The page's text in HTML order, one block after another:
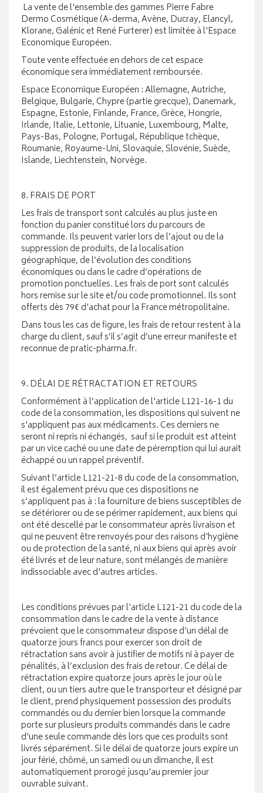
La vente de l'ensemble des gammes Pierre Fabre
Dermo Cosmétique (A-derma, Avène, Ducray, Elancyl,
Klorane, Galénic et René Furterer) est limitée à l'Espace
Economique Européen.
Toute vente effectuée en dehors de cet espace
économique sera immédiatement remboursée.
Espace Economique Européen : Allemagne, Autriche,
Belgique, Bulgarie, Chypre (partie grecque), Danemark,
Espagne, Estonie, Finlande, France, Grèce, Hongrie,
Irlande, Italie, Lettonie, Lituanie, Luxembourg, Malte,
Pays-Bas, Pologne, Portugal, République tchèque,
Roumanie, Royaume-Uni, Slovaquie, Slovénie, Suède,
Islande, Liechtenstein, Norvège.
8. FRAIS DE PORT
Les frais de transport sont calculés au plus juste en
fonction du panier constitué lors du parcours de
commande. Ils peuvent varier lors de l’ajout ou de la
suppression de produits, de la localisation
géographique, de l’évolution des conditions
économiques ou dans le cadre d’opérations de
promotion ponctuelles. Les frais de port sont calculés
hors remise sur le site et/ou code promotionnel. Ils sont
offerts dès 79€ d'achat pour la France métropolitaine.
Dans tous les cas de figure, les frais de retour restent à la
charge du client, sauf s’il s’agit d’une erreur manifeste et
reconnue de pratic-pharma.fr.
9. DÉLAI DE RÉTRACTATION ET RETOURS
Conformément à l’application de l'article L121-16-1 du
code de la consommation, les dispositions qui suivent ne
s'appliquent pas aux médicaments. Ces derniers ne
seront ni repris ni échangés, sauf si le produit est atteint
par un vice caché ou une date de péremption qui lui aurait
échappé ou un rappel préventif.
Suivant l’article L121-21-8 du code de la consommation,
il est également prévu que ces dispositions ne
s'appliquent pas à : la fourniture de biens susceptibles de
se détériorer ou de se périmer rapidement, aux biens qui
ont été descellé par le consommateur après livraison et
qui ne peuvent être renvoyés pour des raisons d'hygiène
ou de protection de la santé, ni aux biens qui après avoir
été livrés et de leur nature, sont mélangés de manière
indissociable avec d'autres articles.
Les conditions prévues par l'article L121-21 du code de la
consommation dans le cadre de la vente à distance
prévoient que le consommateur dispose d'un délai de
quatorze jours francs pour exercer son droit de
rétractation sans avoir à justifier de motifs ni à payer de
pénalités, à l’exclusion des frais de retour. Ce délai de
rétractation expire quatorze jours après le jour où le
client, ou un tiers autre que le transporteur et désigné par
le client, prend physiquement possession des produits
commandés ou du dernier bien lorsque la commande
porte sur plusieurs produits commandés dans le cadre
d'une seule commande dès lors que ces produits sont
livrés séparément. Si le délai de quatorze jours expire un
jour férié, chômé, un samedi ou un dimanche, il est
automatiquement prorogé jusqu'au premier jour
ouvrable suivant.